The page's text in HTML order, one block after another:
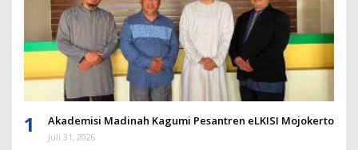
1 Akademisi Madinah Kagumi Pesantren eLKISI Mojokerto
Juli 31, 2026